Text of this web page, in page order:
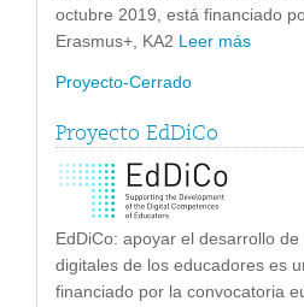
octubre 2019, está financiado
Erasmus+, KA2 Leer más
Proyecto-Cerrado
Proyecto EdDiCo
EdDiCo: apoyar el desarrollo
digitales de los educadores es
financiado por la convocatoria